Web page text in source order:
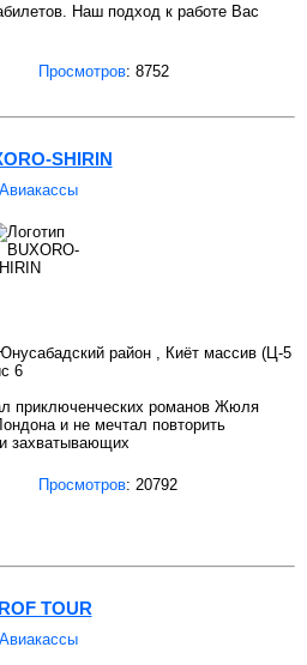
Наш подход к работе Вас
Просмотров: 8752
SHIRIN
Авиакассы
район , Киёт массив (Ц-5
6
приключенческих романов Жюля
и не мечтал повторить
захватывающих
Просмотров: 20792
TOUR
Авиакассы